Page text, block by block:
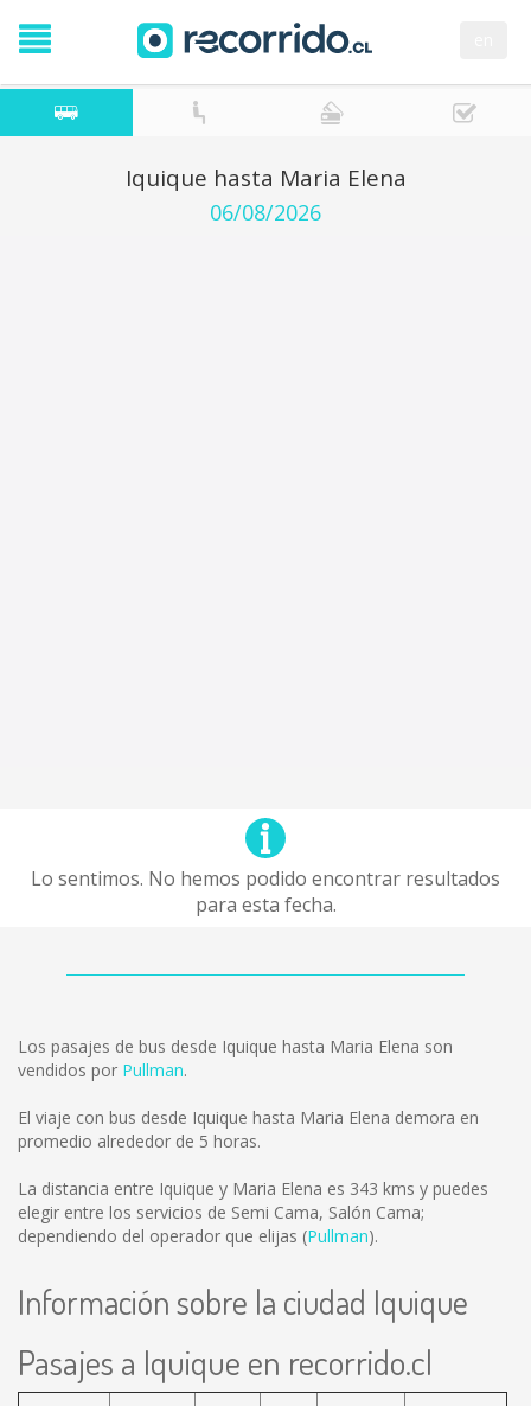
Iquique hasta Maria Elena
06/08/2026
Lo sentimos. No hemos podido encontrar resultados
para esta fecha.
Los pasajes de bus desde Iquique hasta Maria Elena son
vendidos por Pullman.
El viaje con bus desde Iquique hasta Maria Elena demora en
promedio alrededor de 5 horas.
La distancia entre Iquique y Maria Elena es 343 kms y puedes
elegir entre los servicios de Semi Cama, Salón Cama;
dependiendo del operador que elijas (Pullman).
Información sobre la ciudad Iquique
Pasajes a Iquique en recorrido.cl